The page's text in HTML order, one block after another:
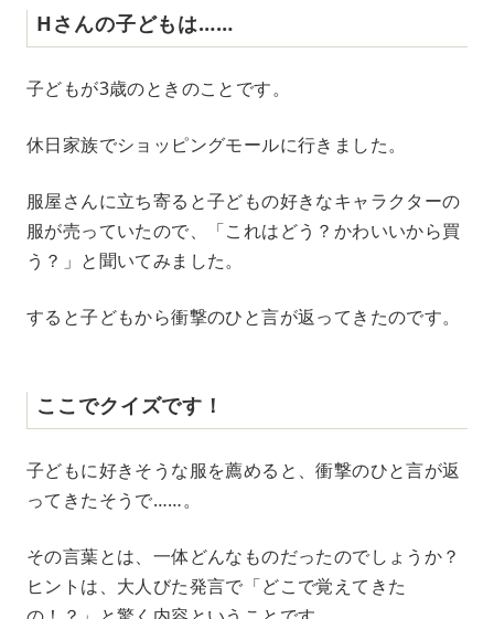
Hさんの子どもは……
子どもが3歳のときのことです。
休日家族でショッピングモールに行きました。
服屋さんに立ち寄ると子どもの好きなキャラクターの
服が売っていたので、「これはどう？かわいいから買
う？」と聞いてみました。
すると子どもから衝撃のひと言が返ってきたのです。
ここでクイズです！
子どもに好きそうな服を薦めると、衝撃のひと言が返
ってきたそうで……。
その言葉とは、一体どんなものだったのでしょうか？
ヒントは、大人びた発言で「どこで覚えてきた